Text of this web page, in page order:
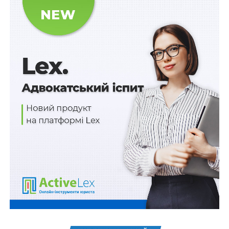
Дохід фізичної особи – продавця від продажу
товарів, отриманий через платформи, не включається
до загального оподатковуваного доходу,якщо сума
такого доходу сукупно за календарний рік не
перевищує еквівалент 2000 євро
за офіційним
курсом гривні до євро, встановленим Національним
банком України на 1 січня звітного (податкового)
року.
Шахрайством є дії особи, яка
під виглядом надання бухгалтерських послуг
заволоділа грошовими коштами потерпілого, що
мали бути використані для сплати податків
Дохід фізичної особи – продавця, отриманий
протягом календарного року від здійснення звітної
перевищує 834 розміри мінімальної заробітної плати